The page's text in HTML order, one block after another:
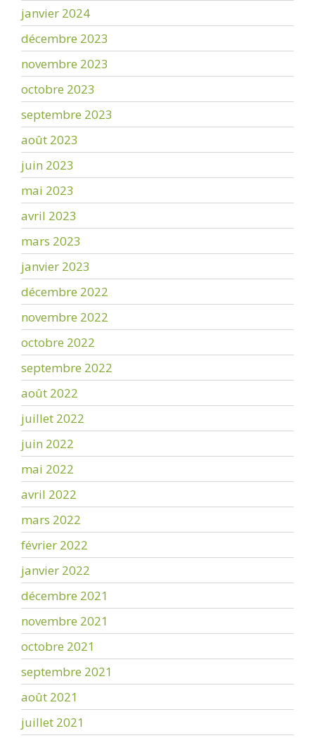
janvier 2024
décembre 2023
novembre 2023
octobre 2023
septembre 2023
août 2023
juin 2023
mai 2023
avril 2023
mars 2023
janvier 2023
décembre 2022
novembre 2022
octobre 2022
septembre 2022
août 2022
juillet 2022
juin 2022
mai 2022
avril 2022
mars 2022
février 2022
janvier 2022
décembre 2021
novembre 2021
octobre 2021
septembre 2021
août 2021
juillet 2021